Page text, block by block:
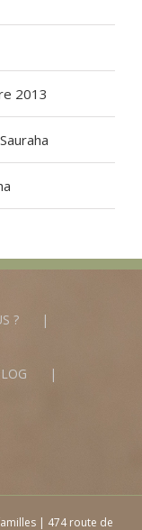
2013
?
| 474 route de